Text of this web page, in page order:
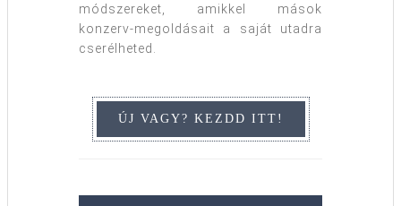
módszereket, amikkel mások
konzerv-megoldásait a saját utadra
cserélheted.